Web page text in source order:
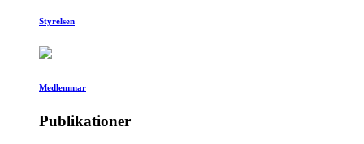
Styrelsen
Medlemmar
Publikationer